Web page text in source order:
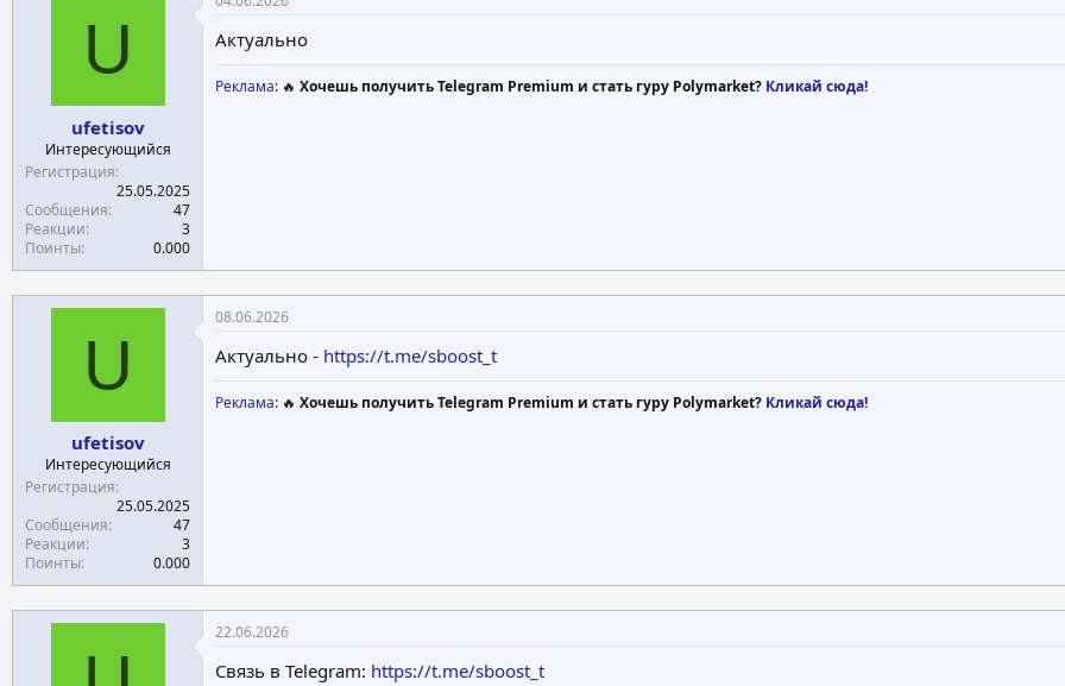
U
ufetisov
Интересующийся
Регистрация
25.05.2025
Сообщения
47
Реакции
3
Поинты
0.000
Актуально
Реклама: 🔥 Хочешь получить Telegram Premium и стать гуру Polymarket? Кликай сюда!
U
ufetisov
Интересующийся
Регистрация
25.05.2025
Сообщения
47
Реакции
3
Поинты
0.000
08.06.2026
Актуально - https://t.me/sboost_t
Реклама: 🔥 Хочешь получить Telegram Premium и стать гуру Polymarket? Кликай сюда!
22.06.2026
Связь в Telegram: https://t.me/sboost_t